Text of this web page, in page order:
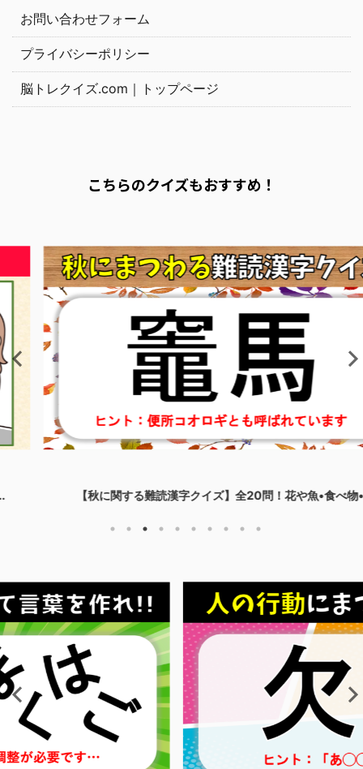
お問い合わせフォーム
プライバシーポリシー
脳トレクイズ.com｜トップページ
こちらのクイズもおすすめ！
【秋に関する難読漢字クイズ】全20問！花や魚•食べ物•...